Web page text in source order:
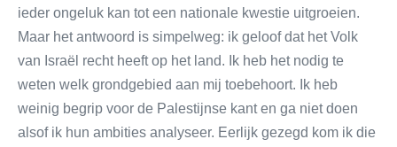
ieder ongeluk kan tot een nationale kwestie uitgroeien.
Maar het antwoord is simpelweg: ik geloof dat het Volk
van Israël recht heeft op het land. Ik heb het nodig te
weten welk grondgebied aan mij toebehoort. Ik heb
weinig begrip voor de Palestijnse kant en ga niet doen
alsof ik hun ambities analyseer. Eerlijk gezegd kom ik die